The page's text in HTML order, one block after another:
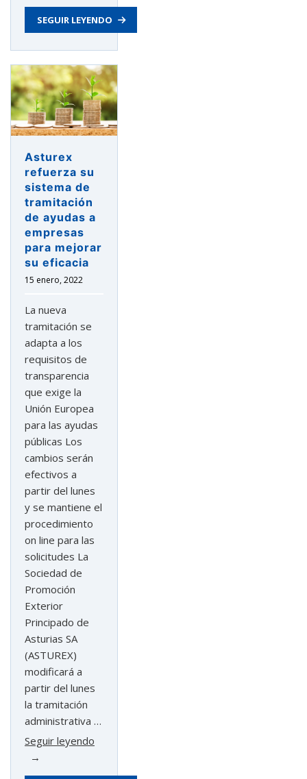
la
internacionalización
de
la
empresa
asturiana
con
la
organización
Encuentro
SEGUIR LEYENDO
Asturex
refuerza su
sistema de
tramitación
de ayudas a
empresas
para mejorar
su eficacia
15 enero, 2022
La nueva
tramitación se
adapta a los
requisitos de
transparencia
que exige la
Unión Europea
para las ayudas
públicas Los
cambios serán
efectivos a
partir del lunes
y se mantiene el
procedimiento
on line para las
solicitudes La
Sociedad de
Promoción
Exterior
Principado de
Asturias SA
(ASTUREX)
modificará a
partir del lunes
la tramitación
administrativa …
Seguir leyendo
su